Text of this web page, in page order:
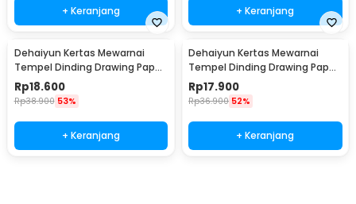
+ Keranjang + Keranjang
Dehaiyun Kertas Mewarnai
Tempel Dinding Drawing Paper
Roll 3M Lovely Princess - HB30
Rp18.600
Rp38.900 53%
+ Keranjang
Dehaiyun Kertas Mewarnai
Tempel Dinding Drawing Paper
Roll 3M Animal World - HB30
Rp17.900
Rp36.900 52%
+ Keranjang